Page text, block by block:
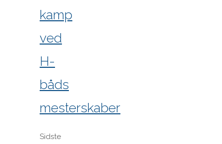
kamp
ved
H-
båds
mesterskaber
Sidste